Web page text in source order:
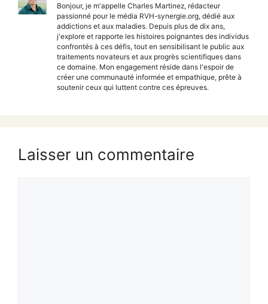
Bonjour, je m'appelle Charles Martinez, rédacteur
passionné pour le média RVH-synergie.org, dédié aux
addictions et aux maladies. Depuis plus de dix ans,
j'explore et rapporte les histoires poignantes des individus
confrontés à ces défis, tout en sensibilisant le public aux
traitements novateurs et aux progrès scientifiques dans
ce domaine. Mon engagement réside dans l'espoir de
créer une communauté informée et empathique, prête à
soutenir ceux qui luttent contre ces épreuves.
Laisser un commentaire